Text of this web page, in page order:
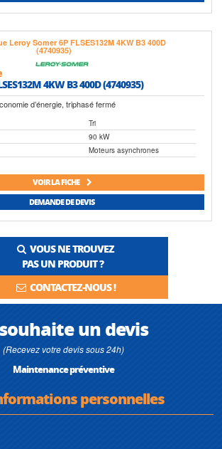
4KW B3 400D (4740935)
d’énergie, triphasé fermé
Tri
90 kW
Moteurs asynchrones
VOIR LA FICHE
DEMANDE DE DEVIS
VOUS NE TROUVEZ
PAS UN PRODUIT ?
CONTACTEZ-NOUS !
un devis
(Recevez votre devis sous 24h)
Maintenance préventive
personnelles